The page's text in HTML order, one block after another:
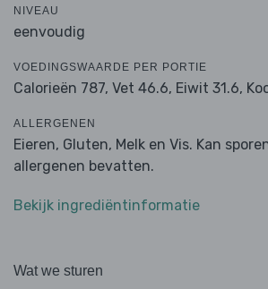
NIVEAU
eenvoudig
VOEDINGSWAARDE PER PORTIE
Calorieën 787, Vet 46.6, Eiwit 31.6,
ALLERGENEN
Eieren, Gluten, Melk en Vis. Kan
allergenen bevatten.
Bekijk ingrediëntinformatie
Wat we sturen